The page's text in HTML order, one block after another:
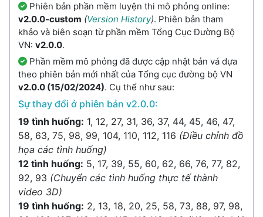
Phiên bản phần mềm luyện thi mô phỏng online:
v2.0.0-custom (Version History). Phiên bản tham
khảo và biên soạn từ phần mềm Tổng Cục Đường Bộ
VN: v2.0.0.
Phần mềm mô phỏng đã được cập nhật bản vá dựa
theo phiên bản mới nhất của Tổng cục đường bộ VN
v2.0.0 (15/02/2024). Cụ thể như sau:
Sự thay đổi ở phiên bản v2.0.0:
19 tình huống: 1, 12, 27, 31, 36, 37, 44, 45, 46, 47,
58, 63, 75, 98, 99, 104, 110, 112, 116 (Điều chỉnh đồ
họa các tình huống)
12 tình huống: 5, 17, 39, 55, 60, 62, 66, 76, 77, 82,
92, 93 (Chuyển các tình huống thực tế thành
video 3D)
19 tình huống: 2, 13, 18, 20, 25, 58, 73, 88, 97, 98,